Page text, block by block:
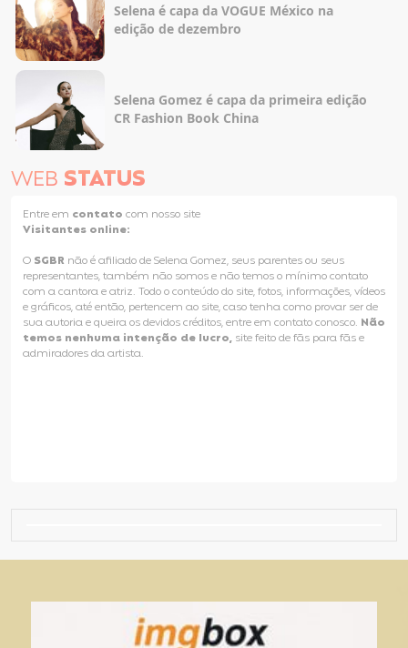
Selena é capa da VOGUE México na
edição de dezembro
Selena Gomez é capa da primeira edição
CR Fashion Book China
WEB STATUS
Entre em contato com nosso site
Visitantes online:
O SGBR não é afiliado de Selena Gomez, seus parentes ou seus
representantes, também não somos e não temos o mínimo contato
com a cantora e atriz. Todo o conteúdo do site, fotos, informações, vídeos
e gráficos, até então, pertencem ao site, caso tenha como provar ser de
sua autoria e queira os devidos créditos, entre em contato conosco. Não
temos nenhuma intenção de lucro, site feito de fãs para fãs e
admiradores da artista.